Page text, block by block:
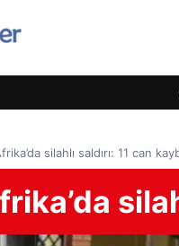
silahlı saldırı: 11 can